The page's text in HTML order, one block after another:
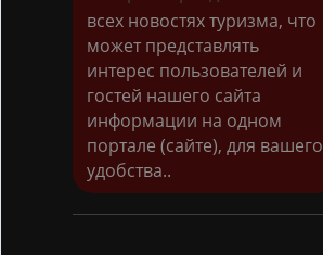
всех новостях туризма, что
может представлять
интерес пользователей и
гостей нашего сайта
информации на одном
портале (сайте), для вашего
удобства..